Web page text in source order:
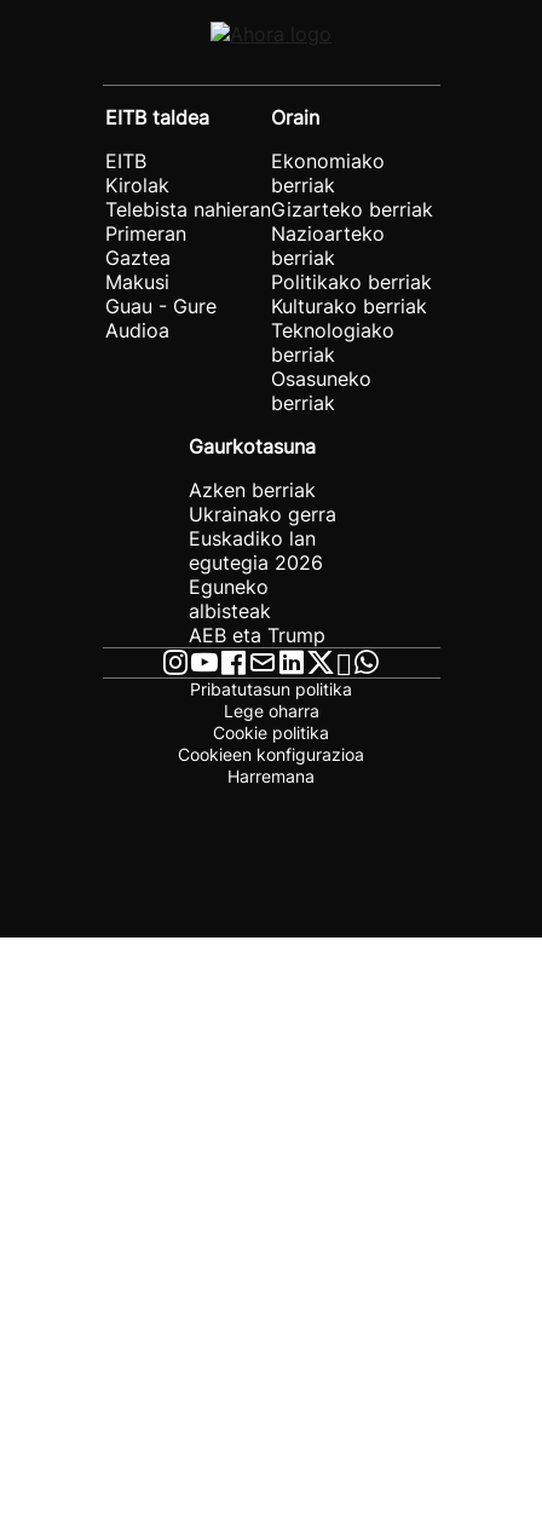
EITB taldea
EITB
Kirolak
Telebista nahieran
Primeran
Gaztea
Makusi
Guau - Gure
Audioa
Orain
Ekonomiako
berriak
Gizarteko berriak
Nazioarteko
berriak
Politikako berriak
Kulturako berriak
Teknologiako
berriak
Osasuneko
berriak
Gaurkotasuna
Azken berriak
Ukrainako gerra
Euskadiko lan
egutegia 2026
Eguneko
albisteak
AEB eta Trump
Pribatutasun politika
Lege oharra
Cookie politika
Cookieen konfigurazioa
Harremana